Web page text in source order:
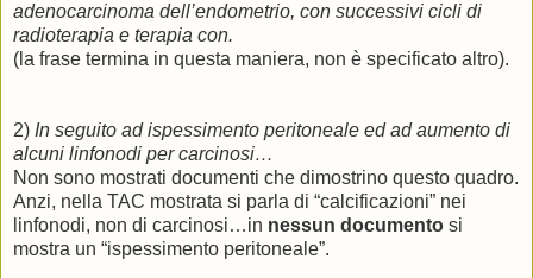
adenocarcinoma dell’endometrio, con successivi cicli di
radioterapia e terapia con.
(la frase termina in questa maniera, non è specificato altro).
2) In seguito ad ispessimento peritoneale ed ad aumento di
alcuni linfonodi per carcinosi…
Non sono mostrati documenti che dimostrino questo quadro.
Anzi, nella TAC mostrata si parla di “calcificazioni” nei
linfonodi, non di carcinosi…in nessun documento si
mostra un “ispessimento peritoneale”.